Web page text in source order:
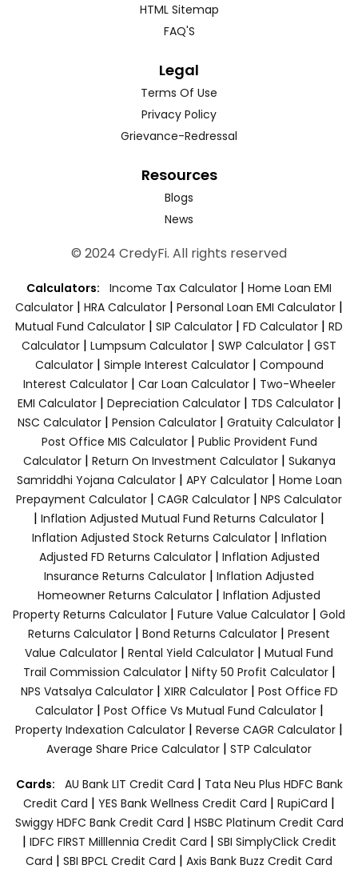
HTML Sitemap
FAQ'S
Legal
Terms Of Use
Privacy Policy
Grievance-Redressal
Resources
Blogs
News
© 2024 CredyFi. All rights reserved
Calculators: Income Tax Calculator | Home Loan EMI
Calculator | HRA Calculator | Personal Loan EMI Calculator |
Mutual Fund Calculator | SIP Calculator | FD Calculator | RD
Calculator | Lumpsum Calculator | SWP Calculator | GST
Calculator| Simple Interest Calculator| Compound
Interest Calculator| Car Loan Calculator| Two-Wheeler
EMI Calculator| Depreciation Calculator| TDS Calculator|
NSC Calculator| Pension Calculator| Gratuity Calculator|
Post Office MIS Calculator| Public Provident Fund
Calculator| Return On Investment Calculator| Sukanya
Samriddhi Yojana Calculator| APY Calculator| Home Loan
Prepayment Calculator | CAGR Calculator | NPS Calculator
| Inflation Adjusted Mutual Fund Returns Calculator |
Inflation Adjusted Stock Returns Calculator| Inflation
Adjusted FD Returns Calculator| Inflation Adjusted
Insurance Returns Calculator | Inflation Adjusted
Homeowner Returns Calculator | Inflation Adjusted
Property Returns Calculator | Future Value Calculator | Gold
Returns Calculator | Bond Returns Calculator | Present
Value Calculator | Rental Yield Calculator | Mutual Fund
Trail Commission Calculator| Nifty 50 Profit Calculator|
NPS Vatsalya Calculator| XIRR Calculator| Post Office FD
Calculator| Post Office Vs Mutual Fund Calculator|
Property Indexation Calculator | Reverse CAGR Calculator |
Average Share Price Calculator | STP Calculator
Cards: AU Bank LIT Credit Card | Tata Neu Plus HDFC Bank
Credit Card | YES Bank Wellness Credit Card | RupiCard |
Swiggy HDFC Bank Credit Card | HSBC Platinum Credit Card
| IDFC FIRST Milllennia Credit Card | SBI SimplyClick Credit
Card | SBI BPCL Credit Card | Axis Bank Buzz Credit Card